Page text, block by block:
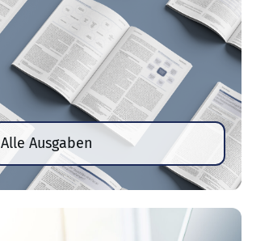
Alle Ausgaben